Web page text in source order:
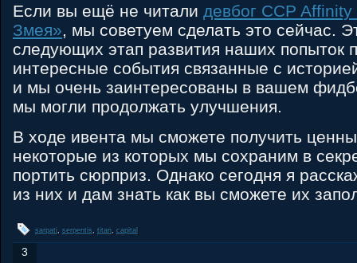
Если вы ещё не читали девбог CCP
Змея» , мы советуем сделать это сейчас.
следующих этап развития наших попыток
интересные события связанные с
и мы очень заинтересованы в вашем
мы могли продолжать улучшения.
В ходе ивента мы сможете получить
некоторые из которых мы сохраним в
портить сюрприз. Однако сегодня я
из них и дам знать как вы сможете их
sarpati serpentis titan capital
3